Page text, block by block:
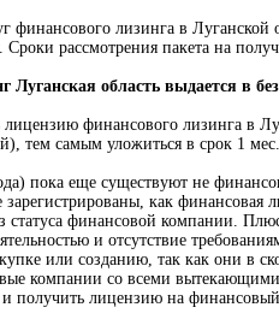
финансового лизинга в Луганской
Сроки рассмотрения пакета на
Луганская область выдается в
финансового лизинга в
тем самым уложиться в срок 1 мес.
пока еще существуют не
как
статуса финансовой компании.
и отсутствие
или созданию, так как они в
компании со всеми
и получить лицензию на